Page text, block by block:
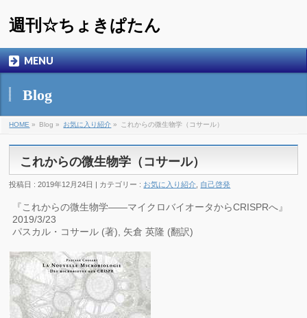
週刊☆ちょきぱたん
MENU
Blog
HOME » Blog » お気に入り紹介 » これからの微生物学（コサール）
これからの微生物学（コサール）
投稿日 : 2019年12月24日 | カテゴリー : お気に入り紹介 自己啓発
『これからの微生物学――マイクロバイオータからCRISPRへ』
2019/3/23
パスカル・コサール (著), 矢倉 英隆 (翻訳)